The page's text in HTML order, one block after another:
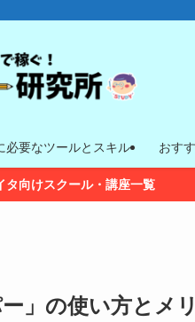
必要なツールとスキル おす
タ向けスクール・講座一覧
」の使い方とメリ